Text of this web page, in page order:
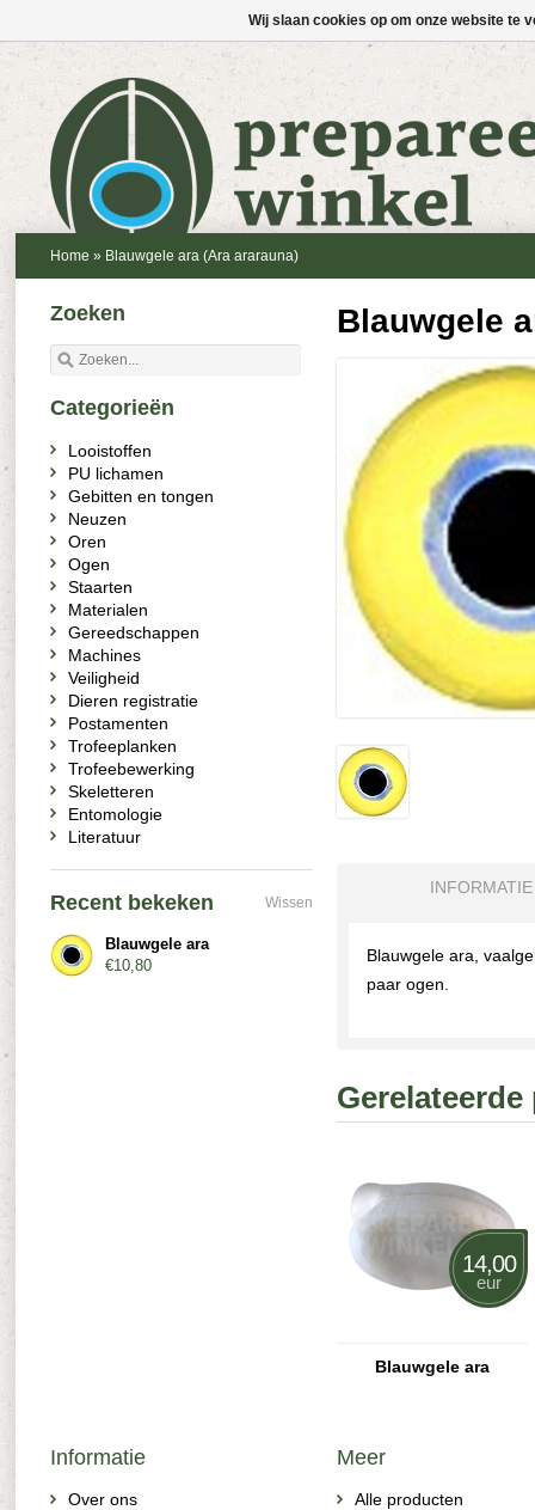
Home » Blauwgele ara (Ara ararauna)
Blauwgele
INFORMATIE
Blauwgele ara,
paar ogen.
14,00
eur
Blauwgele ara
Zoeken
Categorieën
Looistoffen
PU lichamen
Gebitten en tongen
Neuzen
Oren
Ogen
Staarten
Materialen
Gereedschappen
Machines
Veiligheid
Dieren registratie
Postamenten
Trofeeplanken
Trofeebewerking
Skeletteren
Entomologie
Literatuur
Recent bekeken Wissen
Blauwgele ara
€10,80
Informatie
Over ons
Meer
Alle producten
Wij slaan cookies op om onze website te